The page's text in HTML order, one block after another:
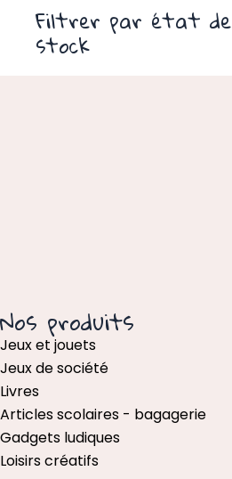
Filtrer par état de
stock
Nos produits
Jeux et jouets
Jeux de société
Livres
Articles scolaires - bagagerie
Gadgets ludiques
Loisirs créatifs